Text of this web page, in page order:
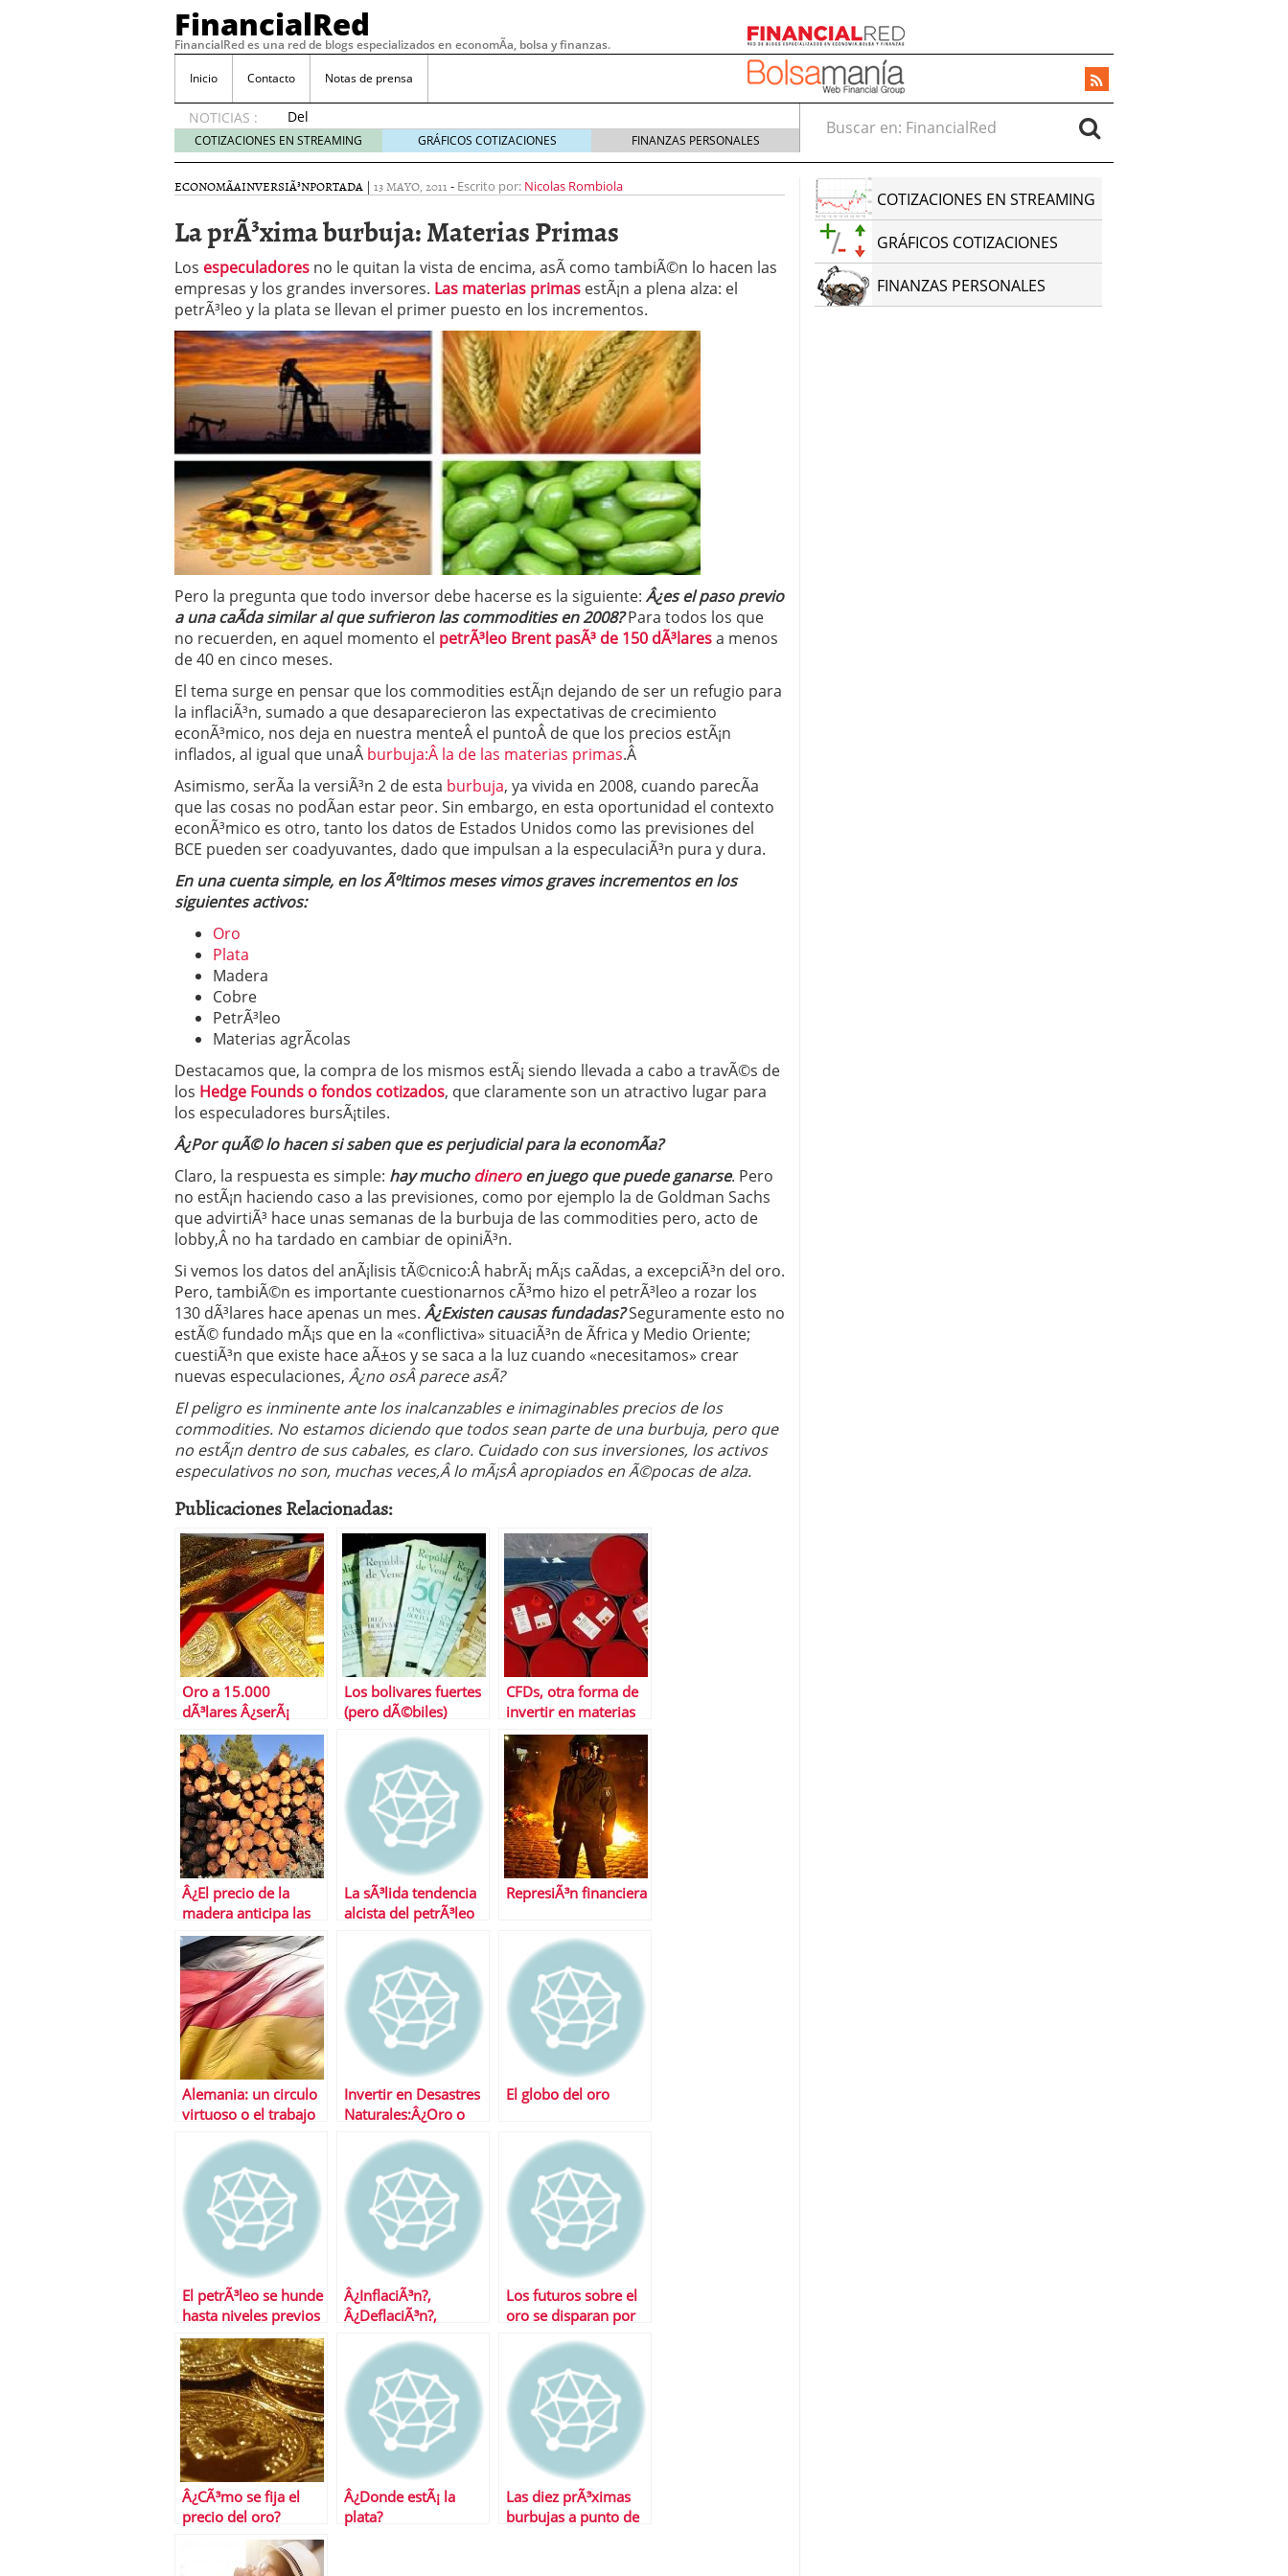
FinancialRed
FinancialRed es una red de blogs especializados en economÃ­a, bolsa y finanzas.
Inicio Contacto Notas de prensa
NOTICIAS :
Del
depósito
a la
cómo
cambiando
gestión
del
ahorro
en
España
05/08/2026
Seguros de convenio en pymes: la obligación que muchas empresas
descubren cuando ya es demasiado tarde 20/07/2026
ReseÃ±a de SIFX: Lo Que Deben Saber los Traders Mexicanos Antes de
Operar
29/06/2026
Crear empresa online vs proceso tradicional: ventajas reales para pymes
29/05/2026
CÃ³mo afrontar una baja mÃ©dica cuando trabajas por cuenta propia
26/05/2026
COTIZACIONES EN STREAMING GRÁFICOS COTIZACIONES FINANZAS PERSONALES
Buscar en:
ECONOMÃ­AINVERSIÃ³NPORTADA | 13 MAYO, 2011 - Escrito por: Nicolas Rombiola
La prÃ³xima burbuja: Materias Primas
Los especuladores no le quitan la vista de encima, asÃ­ como tambiÃ©n lo hacen las
empresas y los grandes inversores. Las materias primas estÃ¡n a plena alza: el
petrÃ³leo y la plata se llevan el primer puesto en los incrementos.
Pero la pregunta que todo inversor debe hacerse es la siguiente: Â¿es el paso previo
a una caÃ­da similar al que sufrieron las commodities en 2008?Para todos los que
no recuerden, en aquel momento el petrÃ³leo Brent pasÃ³ de 150 dÃ³laresa menos
de 40 en cinco meses.
El tema surge en pensar que los commodities estÃ¡n dejando de ser un refugio para
la inflaciÃ³n, sumado a que desaparecieron las expectativas de crecimiento
econÃ³mico, nos deja en nuestra menteÂ el puntoÂ de que los precios estÃ¡n
inflados, al igual que unaÂ burbuja:Â la de las materias primas.Â
Asimismo, serÃ­a la versiÃ³n 2 de esta burbuja, ya vivida en 2008, cuando parecÃ­a
que las cosas no podÃ­an estar peor. Sin embargo, en esta oportunidad el contexto
econÃ³mico es otro, tanto los datos de Estados Unidos como las previsiones del
BCE pueden ser coadyuvantes, dado que impulsan a la especulaciÃ³n pura y dura.
En una cuenta simple, en los Ãºltimos meses vimos graves incrementos en los
siguientes activos:
Oro
Plata
Madera
Cobre
PetrÃ³leo
Materias agrÃ­colas
Destacamos que, la compra de los mismos estÃ¡ siendo llevada a cabo a travÃ©s de
los Hedge Founds o fondos cotizados, que claramente son un atractivo lugar para
los especuladores bursÃ¡tiles.
Â¿Por quÃ© lo hacen si saben que es perjudicial para la economÃ­a?
Claro, la respuesta es simple: hay muchodineroen juego que puede ganarse. Pero
no estÃ¡n haciendo caso a las previsiones, como por ejemplo la de Goldman Sachs
que advirtiÃ³ hace unas semanas de la burbuja de las commodities pero, acto de
lobby,Â no ha tardado en cambiar de opiniÃ³n.
Si vemos los datos del anÃ¡lisis tÃ©cnico:Â habrÃ¡ mÃ¡s caÃ­das, a excepciÃ³n del oro.
Pero, tambiÃ©n es importante cuestionarnos cÃ³mo hizo el petrÃ³leo a rozar los
130 dÃ³lares hace apenas un mes. Â¿Existen causas fundadas?Seguramente esto no
estÃ© fundado mÃ¡s que en la «conflictiva» situaciÃ³n de Ãfrica y Medio Oriente;
cuestiÃ³n que existe hace aÃ±os y se saca a la luz cuando «necesitamos» crear
nuevas especulaciones, Â¿no osÂ parece asÃ­?
El peligro es inminente ante los inalcanzables e inimaginables precios de los
commodities. No estamos diciendo que todos sean parte de una burbuja, pero que
no estÃ¡n dentro de sus cabales, es claro. Cuidado con sus inversiones, los activos
especulativos no son, muchas veces,Â lo mÃ¡sÂ apropiados en Ã©pocas de alza.
Publicaciones Relacionadas:
Oro a 15.000
dÃ³lares Â¿serÃ¡
posible?
Los bolivares fuertes
(pero dÃ©biles)
CFDs, otra forma de
invertir en materias
primas
Â¿El precio de la
madera anticipa las
caÃ­das?
La sÃ³lida tendencia
alcista del petrÃ³leo
RepresiÃ³n financiera
Alemania: un circulo
virtuoso o el trabajo
Invertir en Desastres
Naturales:Â¿Oro o
El globo del oro
El petrÃ³leo se hunde
hasta niveles previos
al conflicto libio
Â¿InflaciÃ³n?,
Â¿DeflaciÃ³n?,
las materias primas?
Los futuros sobre el
oro se disparan por
dÃ³lares
Â¿CÃ³mo se fija el
precio del oro?
Â¿Donde estÃ¡ la
plata?
Las diez prÃ³ximas
burbujas a punto de
COTIZACIONES EN STREAMING
GRÁFICOS COTIZACIONES
FINANZAS PERSONALES